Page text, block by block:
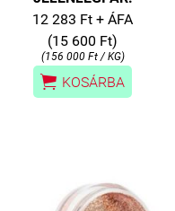
12 283 Ft + ÁFA
(15 600 Ft)
(156 000 Ft / KG)
 KOSÁRBA